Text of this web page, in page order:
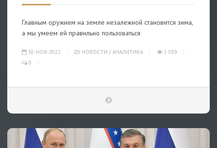
Главным оружием на земле незалежной становится зима,
а мы умеем ей правильно пользоваться
30-НОЯ-2022 НОВОСТИ / АНАЛИТИКА
1 589
0